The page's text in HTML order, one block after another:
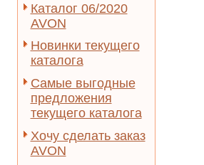
Каталог 06/2020
AVON
Новинки текущего
каталога
Самые выгодные
предложения
текущего каталога
Хочу сделать заказ
AVON